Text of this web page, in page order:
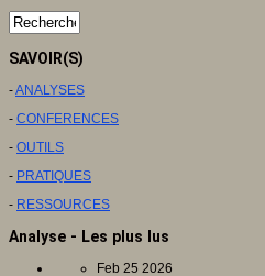
SAVOIR(S)
-ANALYSES
- CONFERENCES
- OUTILS
- PRATIQUES
- RESSOURCES
Analyse - Les plus lus
Feb 25 2026